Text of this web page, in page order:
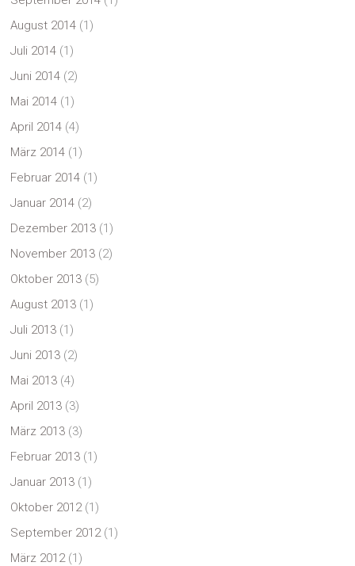
August 2014 (1)
Juli 2014 (1)
Juni 2014 (2)
Mai 2014 (1)
April 2014 (4)
März 2014 (1)
Februar 2014 (1)
Januar 2014 (2)
Dezember 2013 (1)
November 2013 (2)
Oktober 2013 (5)
August 2013 (1)
Juli 2013 (1)
Juni 2013 (2)
Mai 2013 (4)
April 2013 (3)
März 2013 (3)
Februar 2013 (1)
Januar 2013 (1)
Oktober 2012(1)
September 2012(1)
März 2012(1)